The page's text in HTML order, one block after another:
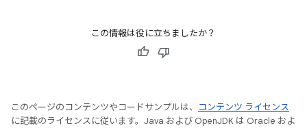
この情報は役に立ちましたか？
このページのコンテンツやコードサンプルは、
コンテンツ ライセンス
に記載のライセンスに従います。Java および OpenJDK は Oracle およ